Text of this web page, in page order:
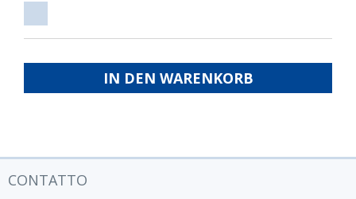
di
fabbrica
IN DEN WARENKORB
CONTATTO